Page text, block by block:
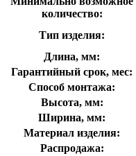
количество:
Тип изделия:
Длина, мм:
Гарантийный срок, мес:
Способ монтажа:
Высота, мм:
Ширина, мм:
Материал изделия:
Распродажа: